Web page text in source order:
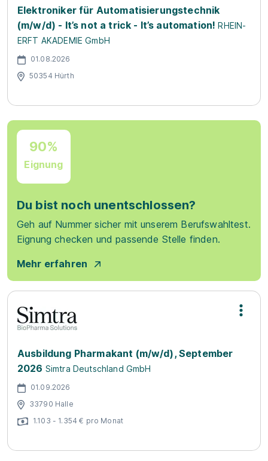
Elektroniker für Automatisierungstechnik
(m/w/d) - It’s not a trick - It’s automation! RHEIN-
ERFT AKADEMIE GmbH
01.08.2026
50354 Hürth
90%
Eignung
Du bist noch unentschlossen?
Geh auf Nummer sicher mit unserem Berufswahltest.
Eignung checken und passende Stelle finden.
Mehr erfahren
Ausbildung Pharmakant (m/w/d), September
2026 Simtra Deutschland GmbH
01.09.2026
33790 Halle
1.103 - 1.354 € pro Monat